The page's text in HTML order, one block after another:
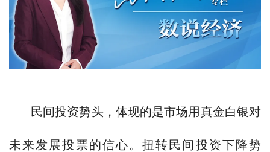
民间投资势头，体现的是市场用真金白银对
未来发展投票的信心。扭转民间投资下降势